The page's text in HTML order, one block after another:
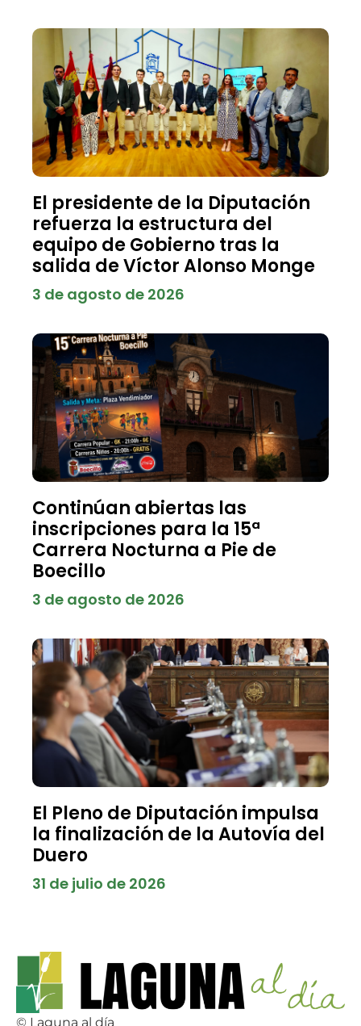
El presidente de la Diputación
refuerza la estructura del
equipo de Gobierno tras la
salida de Víctor Alonso Monge
3 de agosto de 2026
Continúan abiertas las
inscripciones para la 15ª
Carrera Nocturna a Pie de
Boecillo
3 de agosto de 2026
El Pleno de Diputación impulsa
la finalización de la Autovía del
Duero
31 de julio de 2026
© Laguna al día